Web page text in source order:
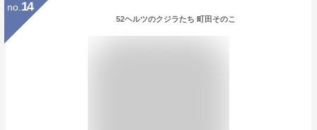
no. 14
52ヘルツのクジラたち 町田そのこ